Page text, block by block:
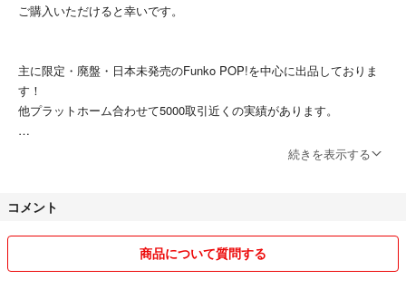
ご購入いただけると幸いです。
主に限定・廃盤・日本未発売のFunko POP!を中心に出品しておりま
す！
他プラットホーム合わせて5000取引近くの実績があります。
Funko POP!は主に海外正規店から輸入しております。
海外製品の為、色むらや箱のシワなど完璧な状態を望まれる方はご遠慮
下さい。
続きを表示する
コメント
商品について質問する